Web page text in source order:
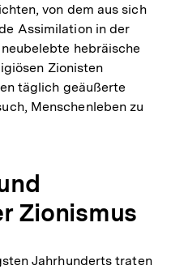
von dem aus sich
Assimilation in der
hebräische
Zionisten
täglich geäußerte
Menschenleben zu
Zionismus
Jahrhunderts traten